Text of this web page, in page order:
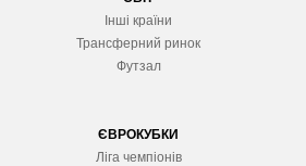
Інші країни
Трансферний ринок
Футзал
ЄВРОКУБКИ
Ліга чемпіонів